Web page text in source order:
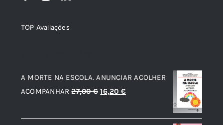
TOP Avaliações
A MORTE NA ESCOLA. ANUNCIAR ACOLHER
ACOMPANHAR 27,00€ O
original
16,20 €O
atual